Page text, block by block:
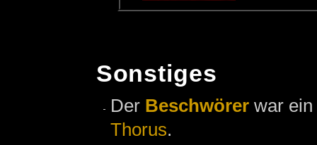
Sonstiges
Der Beschwörer war ein
Thorus.